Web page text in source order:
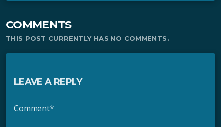
COMMENTS
THIS POST CURRENTLY HAS NO COMMENTS.
LEAVE A REPLY
Comment*